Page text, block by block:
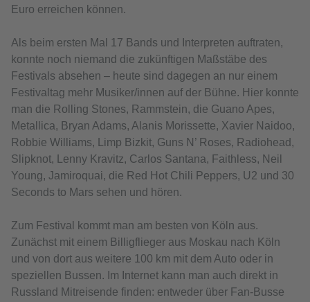
Euro erreichen können.
Als beim ersten Mal 17 Bands und Interpreten auftraten,
konnte noch niemand die zukünftigen Maßstäbe des
Festivals absehen – heute sind dagegen an nur einem
Festivaltag mehr Musiker/innen auf der Bühne. Hier konnte
man die Rolling Stones, Rammstein, die Guano Apes,
Metallica, Bryan Adams, Alanis Morissette, Xavier Naidoo,
Robbie Williams, Limp Bizkit, Guns N’ Roses, Radiohead,
Slipknot, Lenny Kravitz, Carlos Santana, Faithless, Neil
Young, Jamiroquai, die Red Hot Chili Peppers, U2 und 30
Seconds to Mars sehen und hören.
Zum Festival kommt man am besten von Köln aus.
Zunächst mit einem Billigflieger aus Moskau nach Köln
und von dort aus weitere 100 km mit dem Auto oder in
speziellen Bussen. Im Internet kann man auch direkt in
Russland Mitreisende finden: entweder über Fan-Busse